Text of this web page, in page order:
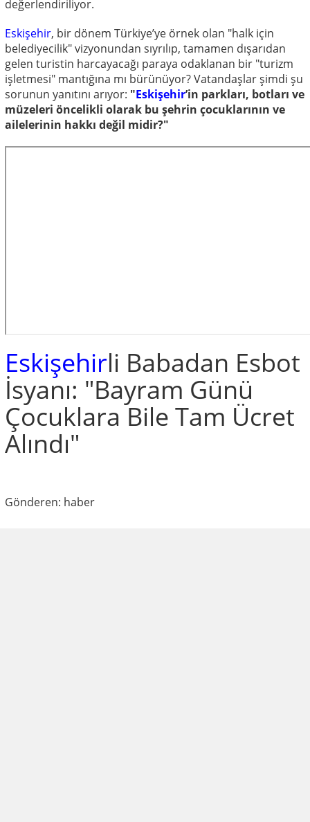
değerlendiriliyor.
Eskişehir, bir dönem Türkiye’ye örnek olan "halk için
belediyecilik" vizyonundan sıyrılıp, tamamen dışarıdan
gelen turistin harcayacağı paraya odaklanan bir "turizm
işletmesi" mantığına mı bürünüyor? Vatandaşlar şimdi şu
sorunun yanıtını arıyor: "Eskişehir’in parkları, botları ve
müzeleri öncelikli olarak bu şehrin çocuklarının ve
ailelerinin hakkı değil midir?"
Eskişehirli Babadan Esbot
İsyanı: "Bayram Günü
Çocuklara Bile Tam Ücret
Alındı"
Gönderen: haber